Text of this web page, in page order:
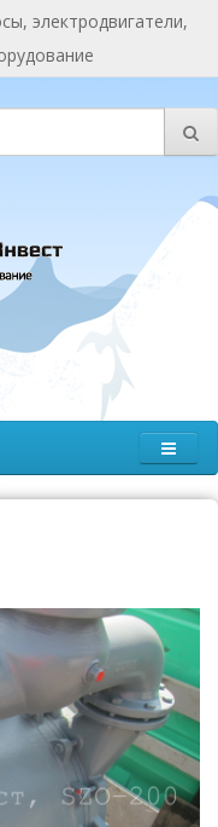
электродвигатели,